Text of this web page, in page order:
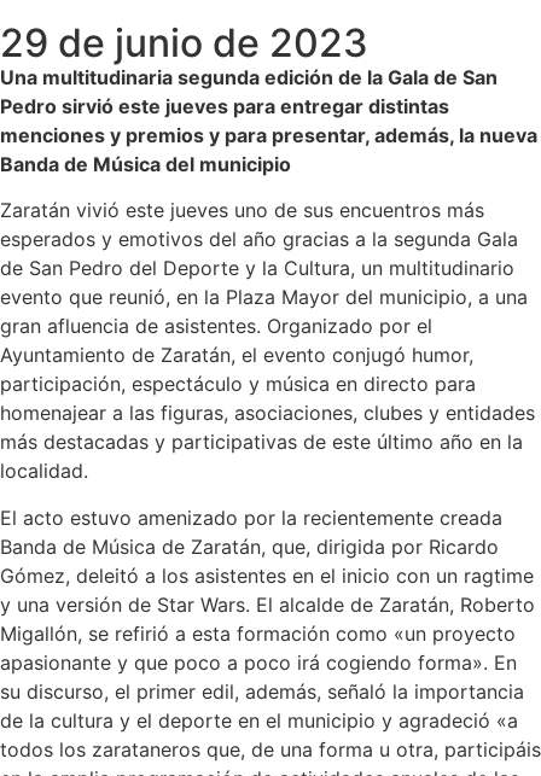
29 de junio de 2023
Una multitudinaria segunda edición de la Gala de San
Pedro sirvió este jueves para entregar distintas
menciones y premios y para presentar, además, la nueva
Banda de Música del municipio
Zaratán vivió este jueves uno de sus encuentros más
esperados y emotivos del año gracias a la segunda Gala
de San Pedro del Deporte y la Cultura, un multitudinario
evento que reunió, en la Plaza Mayor del municipio, a una
gran afluencia de asistentes. Organizado por el
Ayuntamiento de Zaratán, el evento conjugó humor,
participación, espectáculo y música en directo para
homenajear a las figuras, asociaciones, clubes y entidades
más destacadas y participativas de este último año en la
localidad.
El acto estuvo amenizado por la recientemente creada
Banda de Música de Zaratán, que, dirigida por Ricardo
Gómez, deleitó a los asistentes en el inicio con un ragtime
y una versión de Star Wars. El alcalde de Zaratán, Roberto
Migallón, se refirió a esta formación como «un proyecto
apasionante y que poco a poco irá cogiendo forma». En
su discurso, el primer edil, además, señaló la importancia
de la cultura y el deporte en el municipio y agradeció «a
todos los zarataneros que, de una forma u otra, participáis